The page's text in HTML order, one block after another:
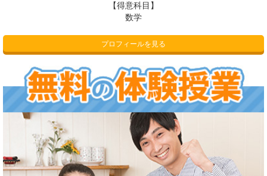
【得意科目】
数学
プロフィールを見る